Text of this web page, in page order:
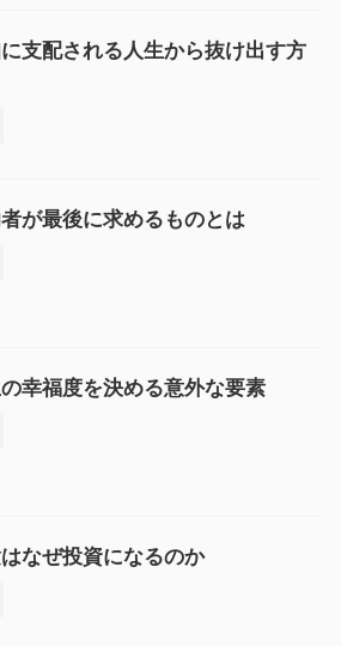
支配される人生から抜け出す方
が最後に求めるものとは
幸福度を決める意外な要素
なぜ投資になるのか